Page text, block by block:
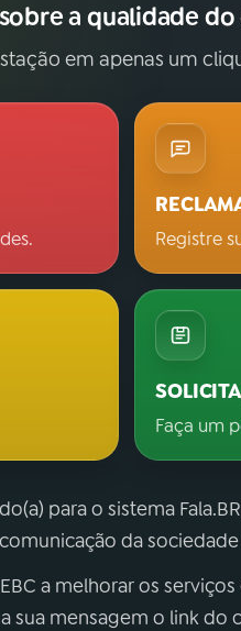
a qualidade
em apenas um
Registre
Faça um
para o sistema
da
a melhorar os
sua mensagem o link do